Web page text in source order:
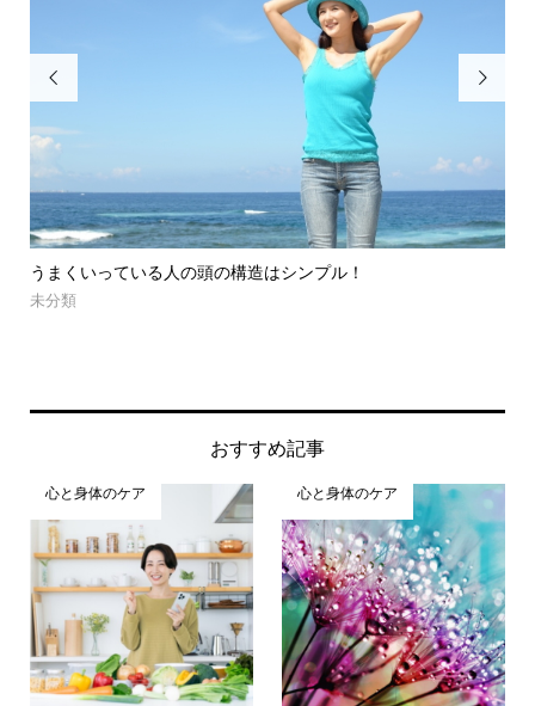

爬虫類の脱皮が超キレイに！
未分類

おすすめ記事
心と身体のケア 心と身体のケア